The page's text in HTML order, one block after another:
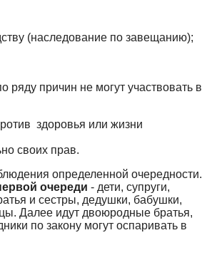
(наследование по завещанию);
ряду причин не могут участвовать в
здоровья или жизни
своих прав.
определенной очередности.
очереди - дети, супруги,
и сестры, дедушки, бабушки,
Далее идут двоюродные братья,
по закону могут оспаривать в